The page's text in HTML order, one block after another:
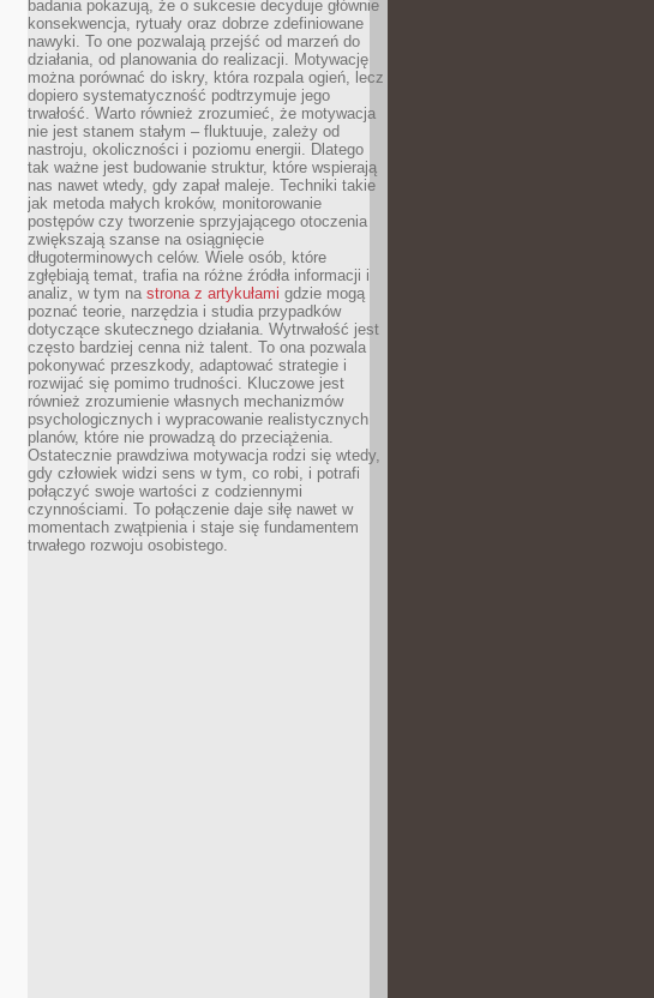
badania pokazują, że o sukcesie decyduje głównie
konsekwencja, rytuały oraz dobrze zdefiniowane
nawyki. To one pozwalają przejść od marzeń do
działania, od planowania do realizacji. Motywację
można porównać do iskry, która rozpala ogień, lecz
dopiero systematyczność podtrzymuje jego
trwałość. Warto również zrozumieć, że motywacja
nie jest stanem stałym – fluktuuje, zależy od
nastroju, okoliczności i poziomu energii. Dlatego
tak ważne jest budowanie struktur, które wspierają
nas nawet wtedy, gdy zapał maleje. Techniki takie
jak metoda małych kroków, monitorowanie
postępów czy tworzenie sprzyjającego otoczenia
zwiększają szanse na osiągnięcie
długoterminowych celów. Wiele osób, które
zgłębiają temat, trafia na różne źródła informacji i
analiz, w tym na strona z artykułami gdzie mogą
poznać teorie, narzędzia i studia przypadków
dotyczące skutecznego działania. Wytrwałość jest
często bardziej cenna niż talent. To ona pozwala
pokonywać przeszkody, adaptować strategie i
rozwijać się pomimo trudności. Kluczowe jest
również zrozumienie własnych mechanizmów
psychologicznych i wypracowanie realistycznych
planów, które nie prowadzą do przeciążenia.
Ostatecznie prawdziwa motywacja rodzi się wtedy,
gdy człowiek widzi sens w tym, co robi, i potrafi
połączyć swoje wartości z codziennymi
czynnościami. To połączenie daje siłę nawet w
momentach zwątpienia i staje się fundamentem
trwałego rozwoju osobistego.